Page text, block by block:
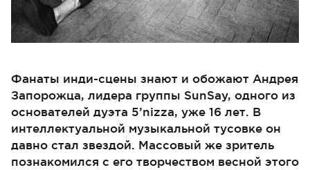
Фанаты инди-сцены знают и обожают Андрея
Запорожца, лидера группы SunSay, одного из
основателей дуэта 5’nizza, уже 16 лет. В
интеллектуальной музыкальной тусовке он
давно стал звездой. Массовый же зритель
познакомился с его творчеством весной этого